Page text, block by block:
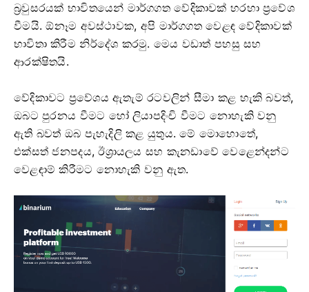
බ්‍රවුසරයක් භාවිතයෙන් මාර්ගගත වේදිකාවක් හරහා ප්‍රවේශ
වීමයි. ඕනෑම අවස්ථාවක, අපි මාර්ගගත වෙළඳ වේදිකාවක්
භාවිතා කිරීම නිර්දේශ කරමු. මෙය වඩාත් පහසු සහ
ආරක්ෂිතයි.
වේදිකාවට ප්‍රවේශය ඇතැම් රටවලින් සීමා කළ හැකි බවත්,
ඔබට පුරනය වීමට හෝ ලියාපදිංචි වීමට නොහැකි වනු
ඇති බවත් ඔබ පැහැදිලි කළ යුතුය. මේ මොහොතේ,
එක්සත් ජනපදය, ඊශ්‍රායලය සහ කැනඩාවේ වෙළෙන්දන්ට
වෙළඳාම් කිරීමට නොහැකි වනු ඇත.